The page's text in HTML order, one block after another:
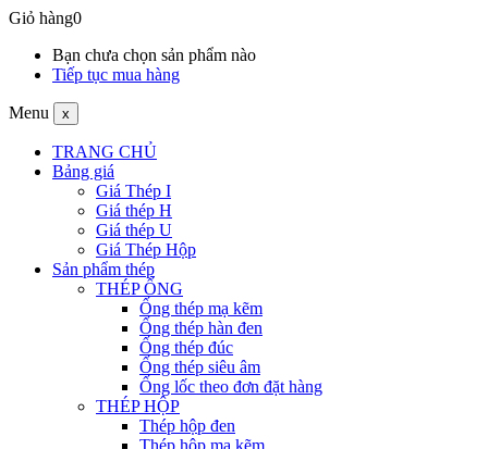
Giỏ hàng0
Bạn chưa chọn sản phẩm nào
Tiếp tục mua hàng
Menu x
TRANG CHỦ
Bảng giá
Giá Thép I
Giá thép H
Giá thép U
Giá Thép Hộp
Sản phẩm thép
THÉP ỐNG
Ống thép mạ kẽm
Ống thép hàn đen
Ống thép đúc
Ống thép siêu âm
Ống lốc theo đơn đặt hàng
THÉP HỘP
Thép hộp đen
Thép hộp mạ kẽm